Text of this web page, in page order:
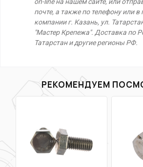
почте, а также по телефону или в
компании г. Казань, ул.
"Мастер Крепежа". Доставка по
Татарстан и другие регионы РФ.
РЕКОМЕНДУЕМ